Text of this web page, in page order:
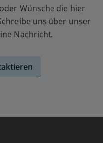
Wünsche die hier
uns über unser
Nachricht.